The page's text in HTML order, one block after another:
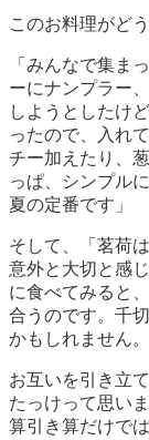
このお料理がど
「みんなで集ま
ーにナンプラー
しようとしたけ
ったので、入れ
チー加えたり、
っぱ、シンプル
夏の定番です」
そして、「茗荷
意外と大切と感
に食べてみると
合うのです。千
かもしれません。
お互いを引き立
たっけって思い
算引き算だけで